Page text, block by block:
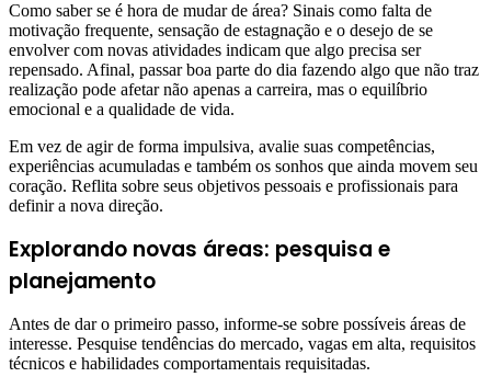
Como saber se é hora de mudar de área? Sinais como falta de
motivação frequente, sensação de estagnação e o desejo de se
envolver com novas atividades indicam que algo precisa ser
repensado. Afinal, passar boa parte do dia fazendo algo que não traz
realização pode afetar não apenas a carreira, mas o equilíbrio
emocional e a qualidade de vida.
Em vez de agir de forma impulsiva, avalie suas competências,
experiências acumuladas e também os sonhos que ainda movem seu
coração. Reflita sobre seus objetivos pessoais e profissionais para
definir a nova direção.
Explorando novas áreas: pesquisa e
planejamento
Antes de dar o primeiro passo, informe-se sobre possíveis áreas de
interesse. Pesquise tendências do mercado, vagas em alta, requisitos
técnicos e habilidades comportamentais requisitadas.